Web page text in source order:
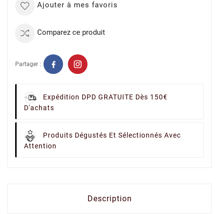
Ajouter à mes favoris
Comparez ce produit
Partager :
Expédition DPD GRATUITE Dès 150€
D'achats
Produits Dégustés Et Sélectionnés Avec
Attention
Description